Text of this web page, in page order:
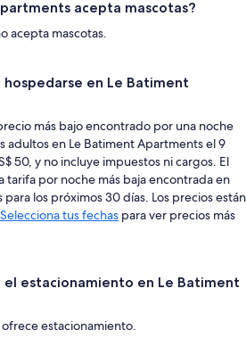
acepta mascotas?
acepta mascotas.
hospedarse en Le Batiment
más bajo encontrado por una noche
adultos en Le Batiment Apartments el 9
50, y no incluye impuestos ni cargos. El
tarifa por noche más baja encontrada en
para los próximos 30 días. Los precios están
Selecciona tus fechas para ver precios más
el estacionamiento en Le Batiment
estacionamiento.